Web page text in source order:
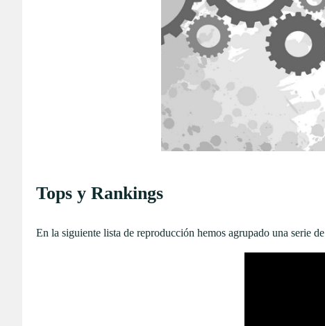
Tops y Rankings
En la siguiente lista de reproducción hemos agrupado una serie de